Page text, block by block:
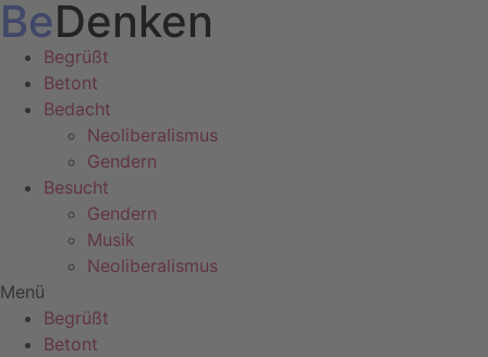
Zum
Inhalt
wechseln
BeDenken
Begrüßt
Betont
Bedacht
Neoliberalismus
Gendern
Besucht
Gendern
Musik
Neoliberalismus
Menü
Begrüßt
Betont